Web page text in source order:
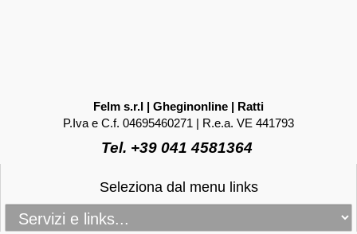
Felm s.r.l | Gheginonline | Ratti
P.Iva e C.f. 04695460271 | R.e.a. VE 441793
Tel. +39 041 4581364
Seleziona dal menu links